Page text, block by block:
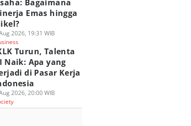
Bagaimana
Emas hingga
2026, 19:31 WIB
Turun, Talenta
Naik: Apa yang
di Pasar Kerja
2026, 20:00 WIB